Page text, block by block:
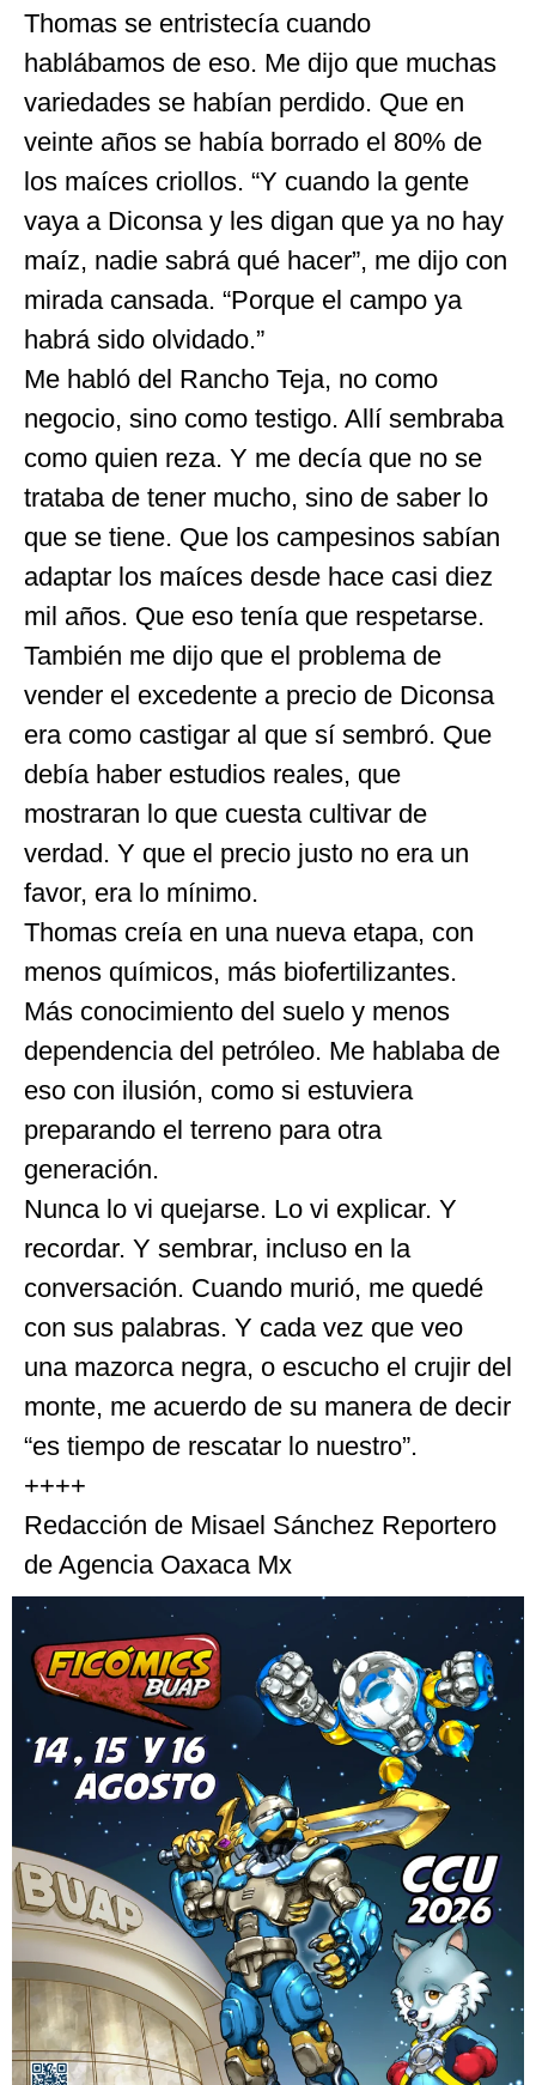
Thomas se entristecía cuando
hablábamos de eso. Me dijo que muchas
variedades se habían perdido. Que en
veinte años se había borrado el 80% de
los maíces criollos. “Y cuando la gente
vaya a Diconsa y les digan que ya no hay
maíz, nadie sabrá qué hacer”, me dijo con
mirada cansada. “Porque el campo ya
habrá sido olvidado.”
Me habló del Rancho Teja, no como
negocio, sino como testigo. Allí sembraba
como quien reza. Y me decía que no se
trataba de tener mucho, sino de saber lo
que se tiene. Que los campesinos sabían
adaptar los maíces desde hace casi diez
mil años. Que eso tenía que respetarse.
También me dijo que el problema de
vender el excedente a precio de Diconsa
era como castigar al que sí sembró. Que
debía haber estudios reales, que
mostraran lo que cuesta cultivar de
verdad. Y que el precio justo no era un
favor, era lo mínimo.
Thomas creía en una nueva etapa, con
menos químicos, más biofertilizantes.
Más conocimiento del suelo y menos
dependencia del petróleo. Me hablaba de
eso con ilusión, como si estuviera
preparando el terreno para otra
generación.
Nunca lo vi quejarse. Lo vi explicar. Y
recordar. Y sembrar, incluso en la
conversación. Cuando murió, me quedé
con sus palabras. Y cada vez que veo
una mazorca negra, o escucho el crujir del
monte, me acuerdo de su manera de decir
“es tiempo de rescatar lo nuestro”.
++++
Redacción de Misael Sánchez Reportero
de Agencia Oaxaca Mx